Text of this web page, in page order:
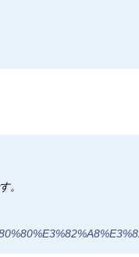
。